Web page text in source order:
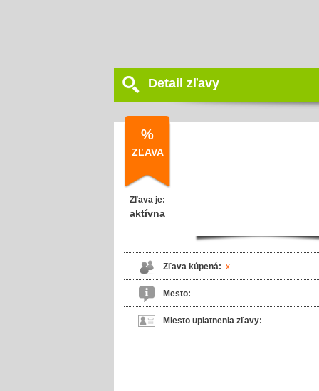
Detail zľavy
%
ZĽAVA
Zľava je:
aktívna
Zľava kúpená: x
Mesto:
Miesto uplatnenia zľavy: